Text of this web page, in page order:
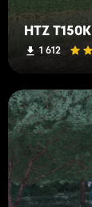
HTZ T150K
1 612